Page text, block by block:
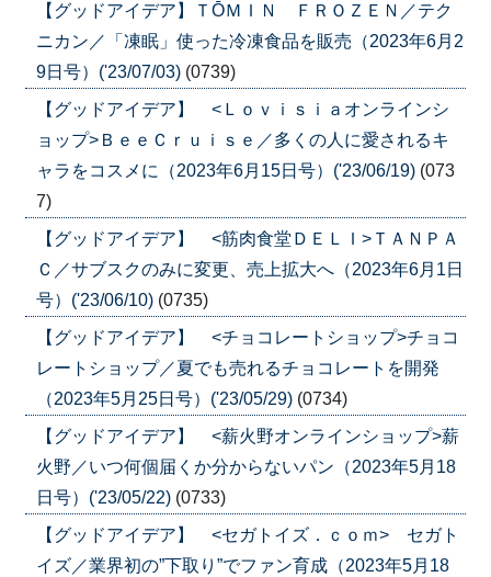
【グッドアイデア】ＴŌＭＩＮ ＦＲＯＺＥＮ／テク
ニカン／「凍眠」使った冷凍食品を販売（2023年6月2
9日号）('23/07/03) (0739)
【グッドアイデア】 <Ｌｏｖｉｓｉａオンラインシ
ョップ>ＢｅｅＣｒｕｉｓｅ／多くの人に愛されるキ
ャラをコスメに（2023年6月15日号）('23/06/19) (073
7)
【グッドアイデア】 <筋肉食堂ＤＥＬＩ>ＴＡＮＰＡ
Ｃ／サブスクのみに変更、売上拡大へ（2023年6月1日
号）('23/06/10) (0735)
【グッドアイデア】 <チョコレートショップ>チョコ
レートショップ／夏でも売れるチョコレートを開発
（2023年5月25日号）('23/05/29) (0734)
【グッドアイデア】 <薪火野オンラインショップ>薪
火野／いつ何個届くか分からないパン（2023年5月18
日号）('23/05/22) (0733)
【グッドアイデア】 <セガトイズ．ｃｏｍ> セガト
イズ／業界初の”下取り”でファン育成（2023年5月18